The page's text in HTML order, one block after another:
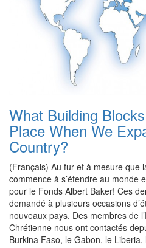
What Building
Place When We
Country?
(Français) Au fur et à mesure que
commence à s’étendre au monde
pour le Fonds Albert Baker! Ces
demandé à plusieurs occasions
nouveaux pays. Des membres de
Chrétienne nous ont contactés
Burkina Faso, le Gabon, le Liberia,